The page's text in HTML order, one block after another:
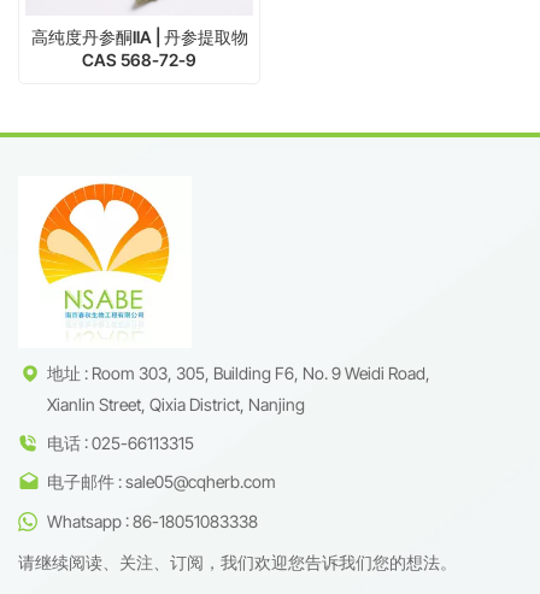
高纯度丹参酮IIA | 丹参提取物
CAS 568-72-9
地址 : Room 303, 305, Building F6, No. 9 Weidi Road,
Xianlin Street, Qixia District, Nanjing
电话 : 025-66113315
电子邮件 : sale05@cqherb.com
Whatsapp : 86-18051083338
请继续阅读、关注、订阅，我们欢迎您告诉我们您的想法。